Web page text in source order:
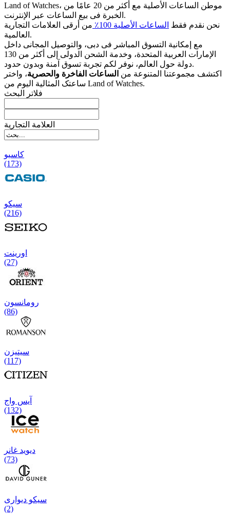
Land of Watches، موطن الساعات الأصلیة مع أکثر من 20 عامًا من
الخبرة فی بیع الساعات عبر الإنترنت.
نحن نقدم فقط الساعات الأصلیة 100٪
من أرقى العلامات التجاریة
العالمیة.
مع إمکانیة التسوق المباشر فی دبی، والتوصیل المجانی داخل
الإمارات العربیة المتحدة، وخدمة الشحن الدولی إلى أکثر من 130
دولة حول العالم، نوفر لکم تجربة تسوق آمنة وبدون حدود.
اکتشف مجموعتنا المتنوعة من الساعات الفاخرة والحصریة، واختر
ساعتک المثالیة الیوم من Land of Watches.
فلاتر البحث
العلامة التجارية
کاسیو
(173)
سیکو
(216)
اورینت
(27)
رومانسون
(86)
سیتیزن
(117)
آیس واج
(132)
دیوید غانر
(73)
سیکو دیواری
(2)